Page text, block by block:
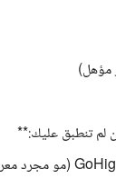
لم تنطبق عليك:**